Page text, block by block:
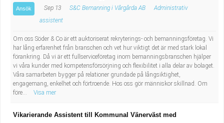
Ansök Sep 13 S&C Bemanning i Vårgårda AB
Administrativ
assistent
Om oss Söder & Co är ett auktoriserat rekryterings- och bemanningsföretag. Vi
har lång erfarenhet från branschen och vet hur viktigt det är med stark lokal
förankring. Då vi är ett fullserviceföretag inom bemanningsbranschen hjälper
vi våra kunder med kompetensförsörjning och flexibilitet i alla delar av bolaget.
Våra samarbeten bygger på relationer grundade på långsiktighet,
engagemang, enkelhet och förtroende. Hos oss gör människor skillnad. Om
före...
Visa mer
Vikarierande Assistent till Kommunal Vänerväst med